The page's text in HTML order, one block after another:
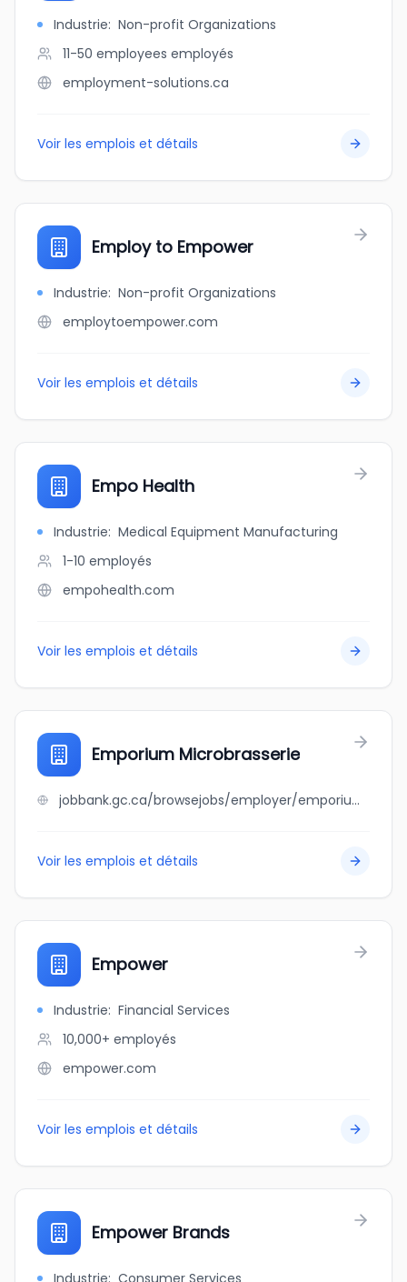
Industrie: Non-profit Organizations
11-50 employees employés
employment-solutions.ca
Voir les emplois et détails
Employ to Empower
Industrie: Non-profit Organizations
employtoempower.com
Voir les emplois et détails
Empo Health
Industrie: Medical Equipment Manufacturing
1-10 employés
empohealth.com
Voir les emplois et détails
Emporium Microbrasserie
jobbank.gc.ca/browsejobs/employer/emporium+microbrasserie/ca
Voir les emplois et détails
Empower
Industrie: Financial Services
10,000+ employés
empower.com
Voir les emplois et détails
Empower Brands
Industrie: Consumer Services